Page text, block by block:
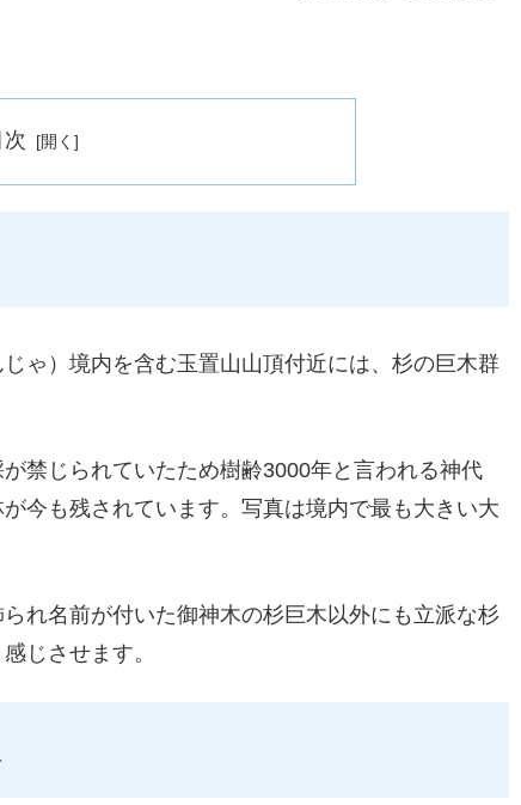
ゃ）境内を含む玉置山山頂付近には、杉の巨木群
禁じられていたため樹齢3000年と言われる神代
今も残されています。写真は境内で最も大きい大
れ名前が付いた御神木の杉巨木以外にも立派な杉
じさせます。